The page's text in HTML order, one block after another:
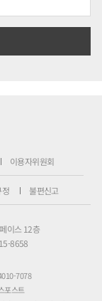
이용자위원회
정 불편신고
이스 12층
8658
7078
포스트